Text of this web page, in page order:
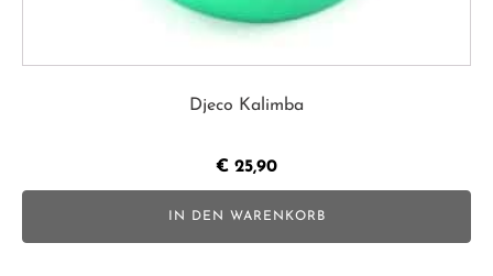
Djeco Kalimba
€ 25,90
IN DEN WARENKORB